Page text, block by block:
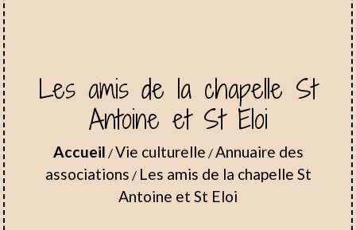
Les amis de la chapelle St
Antoine et St Eloi
Accueil /Vie culturelle /Annuaire des
associations / Les amis de la chapelle St
Antoine et St Eloi